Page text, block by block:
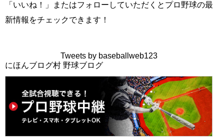
「いいね！」またはフォローしていただくとプロ野球の最
新情報をチェックできます！
Tweets by baseballweb123
にほんブログ村 野球ブログ